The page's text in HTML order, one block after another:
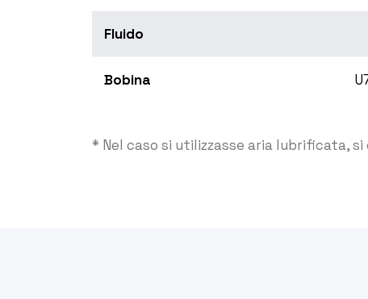
Fluido
Bobina
* Nel caso si utilizzasse aria lubrificata, si